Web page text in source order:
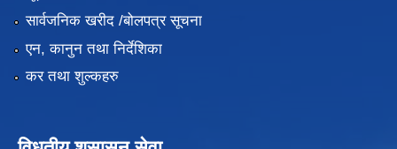
सार्वजनिक खरीद /बोलपत्र सूचना
एन, कानुन तथा निर्देशिका
कर तथा शुल्कहरु